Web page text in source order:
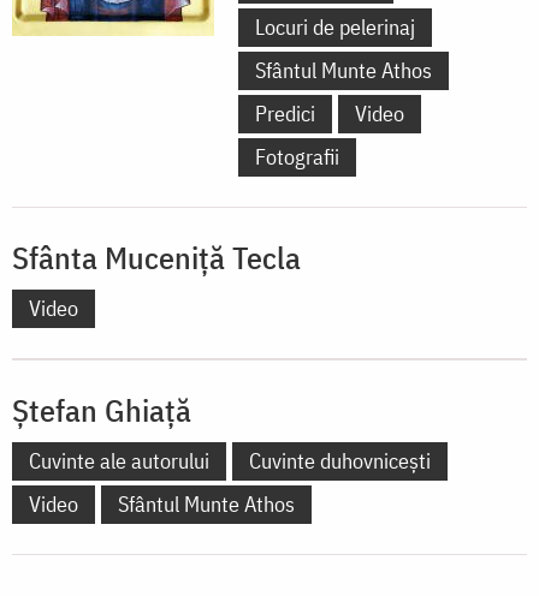
Locuri de pelerinaj
Sfântul Munte Athos
Predici
Video
Fotografii
Sfânta Muceniță Tecla
Video
Ștefan Ghiață
Cuvinte ale autorului
Cuvinte duhovnicești
Video
Sfântul Munte Athos